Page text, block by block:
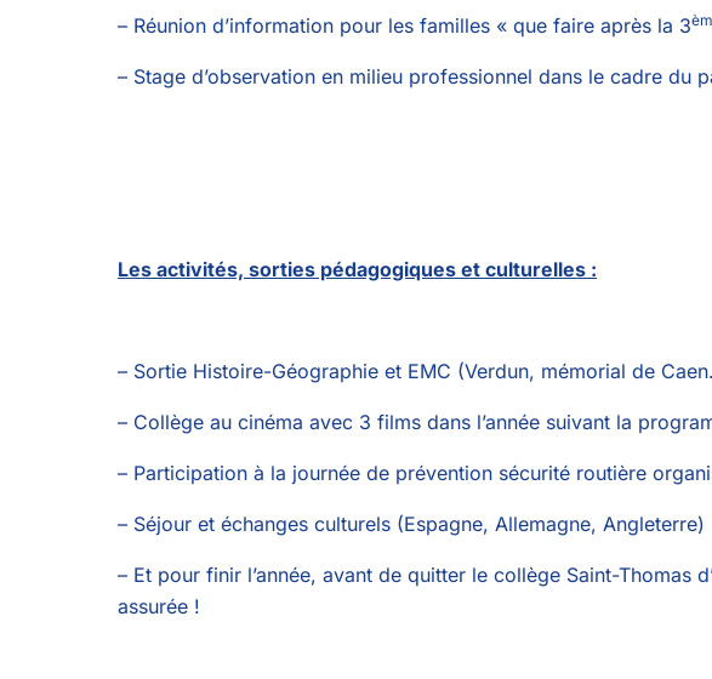
– Réunion d’information pour les familles « que faire après la 3
– Stage d’observation en milieu professionnel dans le cadre du
Les activités, sorties pédagogiques et culturelles :
– Sortie Histoire-Géographie et EMC (Verdun, mémorial de
– Collège au cinéma avec 3 films dans l’année suivant la
– Participation à la journée de prévention sécurité routière
– Séjour et échanges culturels (Espagne, Allemagne, Angleterre)
– Et pour finir l’année, avant de quitter le collège Saint-Thomas
assurée !